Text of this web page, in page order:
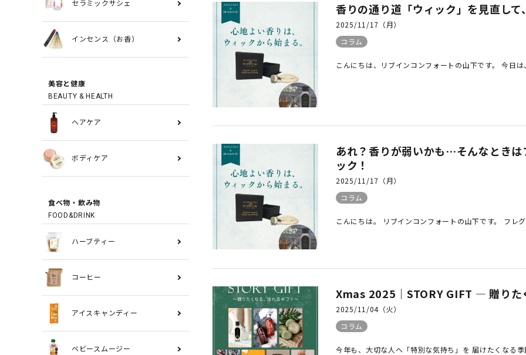
香りの通り道「ウィック」を見直して
2025/11/17（月）
コラム
こんにちは、リブインコンフォートの山下です。 今日
あれ？香りが弱いかも…そんなとき
ック！
2025/11/17（月）
コラム
こんにちは。 リブインコンフォートの山下です。 フ
Xmas 2025｜STORY GIFT ― 贈り
2025/11/04（火）
コラム
今年も、大切な人へ「特別な気持ち」を 届けたくなる
セラミックサシェ
インセンス（お香）
美容と健康
BEAUTY & HEALTH
ヘアケア
ボディケア
食べ物・飲み物
FOOD&DRINK
ハーブティー
コーヒー
アイスキャンディー
ベビースムージー